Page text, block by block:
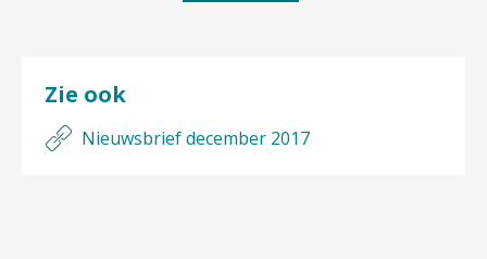
Zie ook
Nieuwsbrief december 2017